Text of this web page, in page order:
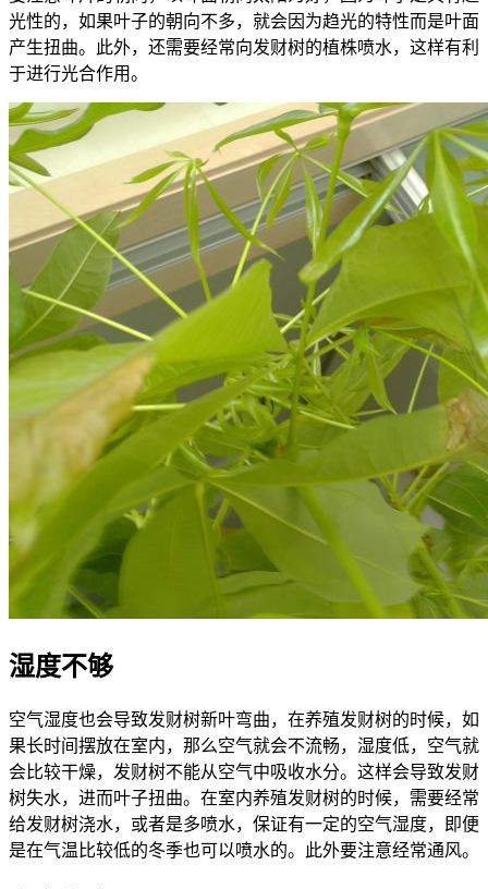
光性的，如果叶子的朝向不多，就会因为趋光的特性而是叶面
产生扭曲。此外，还需要经常向发财树的植株喷水，这样有利
于进行光合作用。
湿度不够
空气湿度也会导致发财树新叶弯曲，在养殖发财树的时候，如
果长时间摆放在室内，那么空气就会不流畅，湿度低，空气就
会比较干燥，发财树不能从空气中吸收水分。这样会导致发财
树失水，进而叶子扭曲。在室内养殖发财树的时候，需要经常
给发财树浇水，或者是多喷水，保证有一定的空气湿度，即便
是在气温比较低的冬季也可以喷水的。此外要注意经常通风。